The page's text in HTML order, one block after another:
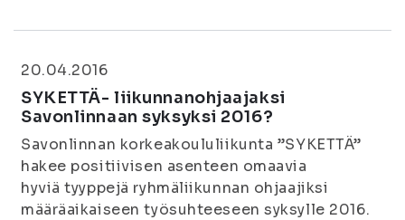
20.04.2016
SYKETTÄ- liikunnanohjaajaksi
Savonlinnaan syksyksi 2016?
Savonlinnan korkeakoululiikunta ”SYKETTÄ”
hakee positiivisen asenteen omaavia
hyviä tyyppejä ryhmäliikunnan ohjaajiksi
määräaikaiseen työsuhteeseen syksylle 2016.